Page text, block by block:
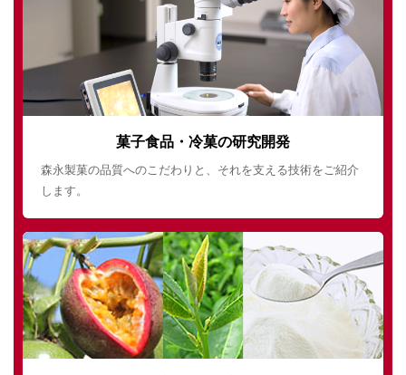
菓子食品・冷菓の研究開発
森永製菓の品質へのこだわりと、それを支える技術をご紹介
します。